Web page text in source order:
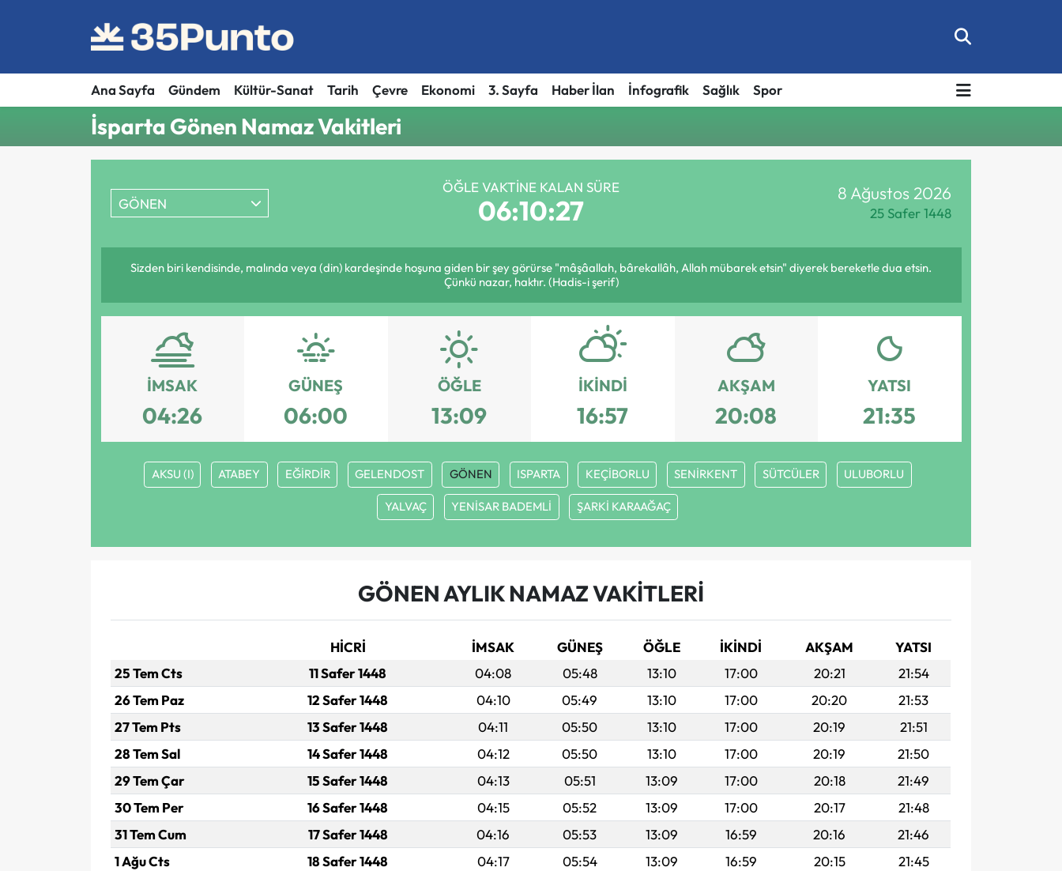
Ana Sayfa Gündem Kültür-Sanat Tarih Çevre Ekonomi 3. Sayfa Haber İlan İnfografik Sağlık Spor
İsparta Gönen Namaz Vakitleri
GÖNEN
ÖĞLE VAKTINE KALAN SÜRE
06:10:27
8 Ağustos 2026
25 Safer 1448
Sizden biri kendisinde, malında veya (din) kardeşinde hoşuna giden bir şey görürse "mâşâallah, bârekallâh, Allah mübarek etsin" diyerek bereketle dua etsin.
Çünkü nazar, haktır. (Hadis-i şerif)
İMSAK
04:26
GÜNEŞ
06:00
ÖĞLE
13:09
İKINDI
16:57
AKŞAM
20:08
YATSI
21:35
AKSU (I) ATABEY EĞİRDİR GELENDOST GÖNEN ISPARTA KEÇİBORLU SENİRKENT SÜTCÜLER ULUBORLU
YALVAÇ YENİSAR BADEMLİ ŞARKİ KARAAĞAÇ
GÖNEN AYLIK NAMAZ VAKITLERI
HİCRİ İMSAK GÜNEŞ ÖĞLE İKINDI AKŞAM
YATSI
25 Tem Cts
11 Safer 1448 04:08 05:48 13:10 17:00 20:21
21:54
26 Tem Paz
12 Safer 1448 04:10 05:49 13:10 17:00 20:20
21:53
27 Tem Pts
13 Safer 1448 04:11 05:50 13:10 17:00 20:19
21:51
28 Tem Sal
14 Safer 1448 04:12 05:50 13:10 17:00 20:19
21:50
29 Tem Çar
15 Safer 1448 04:13 05:51 13:09 17:00 20:18
21:49
30 Tem Per
16 Safer 1448 04:15 05:52 13:09 17:00 20:17
21:48
31 Tem Cum
17 Safer 1448 04:16 05:53 13:09 16:59 20:16
21:46
1 Ağu Cts
18 Safer 1448 04:17 05:54 13:09 16:59 20:15
21:45